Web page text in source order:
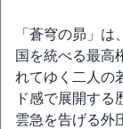
「蒼穹の昴」
国を統べる最高
れてゆく二人の
ド感で展開する
雲急を告げる外